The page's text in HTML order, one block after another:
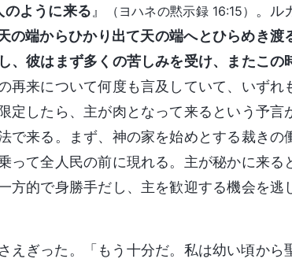
のように来る 』 （ヨハネの黙示録 16:15）
。ル
の端からひかり出て天の端へとひらめき渡
、彼はまず多くの苦しみを受け、またこの
再来について何度も言及していて、いずれ
定したら、主が肉となって来るという予言
来る。まず、神の家を始めとする裁きの
って全人民の前に現れる。主が秘かに来る
方的で身勝手だし、主を歓迎する機会を逃
えぎった。「もう十分だ。私は幼い頃から